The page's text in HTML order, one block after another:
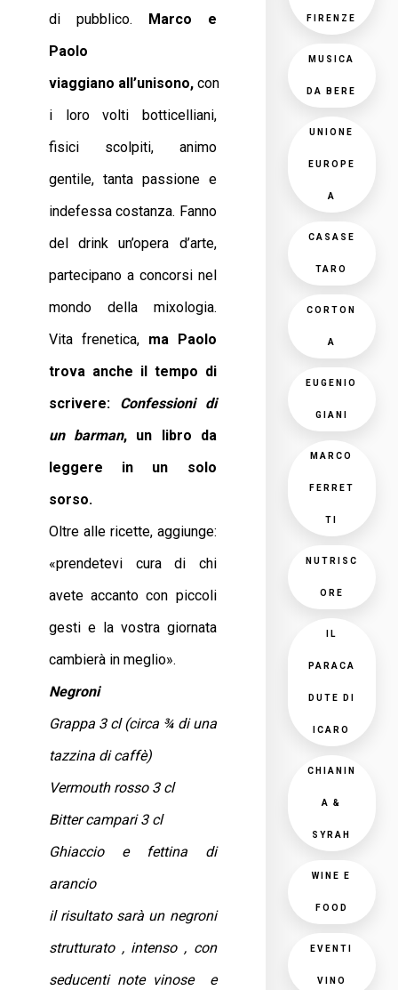
di pubblico. Marco e
Paolo
viaggiano all’unisono, con
i loro volti botticelliani,
fisici scolpiti, animo
gentile, tanta passione e
indefessa costanza. Fanno
del drink un’opera d’arte,
partecipano a concorsi nel
mondo della mixologia.
Vita frenetica, ma Paolo
trova anche il tempo di
scrivere: Confessioni di
un barman, un libro da
leggere in un solo
sorso.
Oltre alle ricette, aggiunge:
«prendetevi cura di chi
avete accanto con piccoli
gesti e la vostra giornata
cambierà in meglio».
Negroni
Grappa 3 cl (circa ¾ di una
tazzina di caffè)
Vermouth rosso 3 cl
Bitter campari 3 cl
Ghiaccio e fettina di
arancio
il risultato sarà un negroni
strutturato , intenso , con
seducenti note vinose e
FIRENZE
MUSICA
DA BERE
UNIONE
EUROPE
A
CASASE
TARO
CORTON
A
EUGENIO
GIANI
MARCO
FERRET
TI
NUTRISC
ORE
IL
PARACA
DUTE DI
ICARO
CHIANIN
A &
SYRAH
WINE E
FOOD
EVENTI
VINO